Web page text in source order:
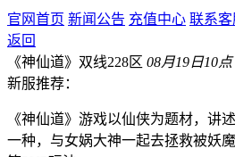
官网首页 新闻公告 充值中心 联系客
返回
《神仙道》双线228区 08月19日10点
新服推荐：
《神仙道》游戏以仙侠为题材，讲
一种，与女娲大神一起去拯救被妖